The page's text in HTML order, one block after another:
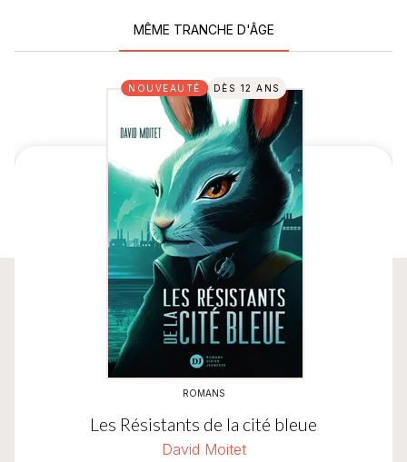
MÊME TRANCHE D'ÂGE
NOUVEAUTÉ DÈS 12 ANS
ROMANS
Les Résistants de la cité bleue
David Moitet